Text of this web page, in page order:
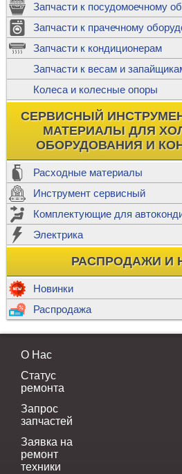
Запчасти к посудомоечному
Запчасти к прачечному
Запчасти к кондиционерам
Запчасти к весам и
Колеса и колесные опоры
СЕРВИСНЫЙ
МАТЕРИАЛЫ ДЛЯ
ОБОРУДОВАНИЯ И
Расходные материалы
Инструмент сервисный
Комплектующие для
Электрика
РАСПРОДАЖИ И
Новинки
Распродажа
О Нас
Статус
ремонта
Запрос
запчастей
Заявка на
ремонт
техники